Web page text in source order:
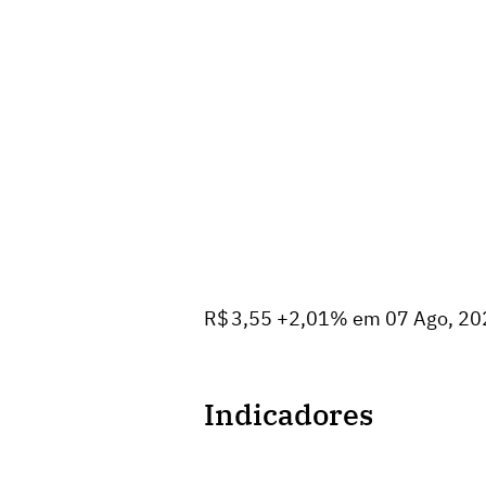
R$ 3,55 +2,01% em 07 Ago,
Indicadores